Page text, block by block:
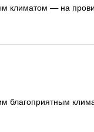
климатом — на
благоприятным